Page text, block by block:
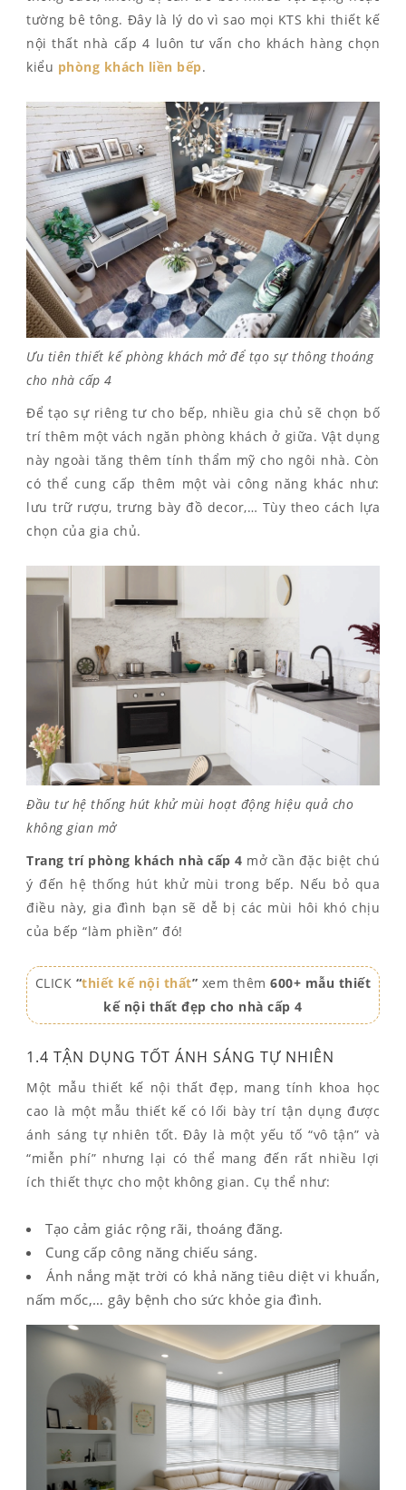
tường bê tông. Đây là lý do vì sao mọi KTS khi thiết kế
nội thất nhà cấp 4 luôn tư vấn cho khách hàng chọn
kiểu phòng khách liền bếp.
Ưu tiên thiết kế phòng khách mở để tạo sự thông thoáng
cho nhà cấp 4
Để tạo sự riêng tư cho bếp, nhiều gia chủ sẽ chọn bố
trí thêm một vách ngăn phòng khách ở giữa. Vật dụng
này ngoài tăng thêm tính thẩm mỹ cho ngôi nhà. Còn
có thể cung cấp thêm một vài công năng khác như:
lưu trữ rượu, trưng bày đồ decor,… Tùy theo cách lựa
chọn của gia chủ.
Đầu tư hệ thống hút khử mùi hoạt động hiệu quả cho
không gian mở
Trang trí phòng khách nhà cấp 4 mở cần đặc biệt chú
ý đến hệ thống hút khử mùi trong bếp. Nếu bỏ qua
điều này, gia đình bạn sẽ dễ bị các mùi hôi khó chịu
của bếp “làm phiền” đó!
CLICK “thiết kế nội thất” xem thêm 600+ mẫu thiết
kế nội thất đẹp cho nhà cấp 4
1.4 TẬN DỤNG TỐT ÁNH SÁNG TỰ NHIÊN
Một mẫu thiết kế nội thất đẹp, mang tính khoa học
cao là một mẫu thiết kế có lối bày trí tận dụng được
ánh sáng tự nhiên tốt. Đây là một yếu tố “vô tận” và
“miễn phí” nhưng lại có thể mang đến rất nhiều lợi
ích thiết thực cho một không gian. Cụ thể như:
Tạo cảm giác rộng rãi, thoáng đãng.
Cung cấp công năng chiếu sáng.
Ánh nắng mặt trời có khả năng tiêu diệt vi khuẩn,
nấm mốc,… gây bệnh cho sức khỏe gia đình.